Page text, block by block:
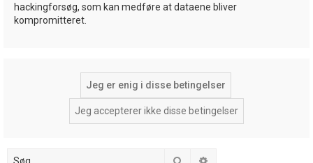
hackingforsøg, som kan medføre at dataene bliver
kompromitteret.
Søg